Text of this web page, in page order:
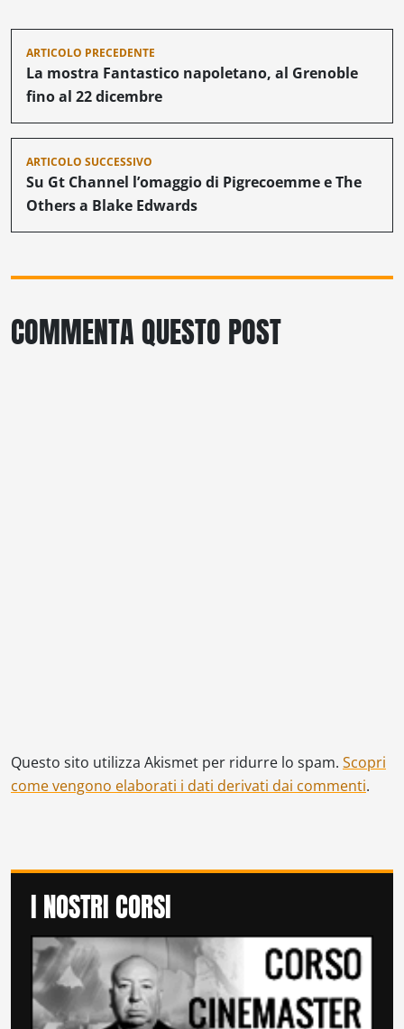
Navigazione
articoli
ARTICOLO PRECEDENTE
La mostra Fantastico napoletano, al Grenoble
fino al 22 dicembre
ARTICOLO SUCCESSIVO
Su Gt Channel l’omaggio di Pigrecoemme e The
Others a Blake Edwards
COMMENTA QUESTO POST
Questo sito utilizza Akismet per ridurre lo spam. Scopri
come vengono elaborati i dati derivati dai commenti.
I NOSTRI CORSI